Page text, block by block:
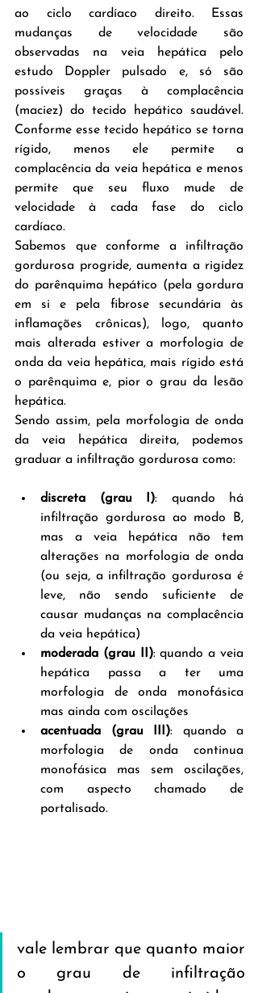
ao ciclo cardíaco direito. Essas
mudanças de velocidade são
observadas na veia hepática pelo
estudo Doppler pulsado e, só são
possíveis graças à complacência
(maciez) do tecido hepático saudável.
Conforme esse tecido hepático se torna
rígido, menos ele permite a
complacência da veia hepática e menos
permite que seu fluxo mude de
velocidade à cada fase do ciclo
cardíaco.
Sabemos que conforme a infiltração
gordurosa progride, aumenta a rigidez
do parênquima hepático (pela gordura
em si e pela fibrose secundária às
inflamações crônicas), logo, quanto
mais alterada estiver a morfologia de
onda da veia hepática, mais rígido está
o parênquima e, pior o grau da lesão
hepática.
Sendo assim, pela morfologia de onda
da veia hepática direita, podemos
graduar a infiltração gordurosa como:
discreta (grau I): quando há
infiltração gordurosa ao modo B,
mas a veia hepática não tem
alterações na morfologia de onda
(ou seja, a infiltração gordurosa é
leve, não sendo suficiente de
causar mudanças na complacência
da veia hepática)
moderada (grau II): quando a veia
hepática passa a ter uma
morfologia de onda monofásica
mas ainda com oscilações
acentuada (grau III): quando a
morfologia de onda continua
monofásica mas sem oscilações,
com aspecto chamado de
portalisado.
vale lembrar que quanto maior
o grau de infiltração